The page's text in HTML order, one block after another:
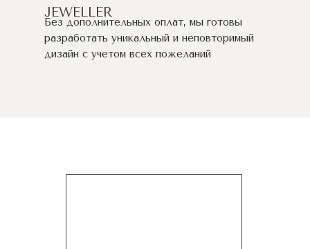
JEWELLER
Без дополнительных оплат, мы готовы
разработать уникальный и неповторимый
дизайн c учетом всех пожеланий